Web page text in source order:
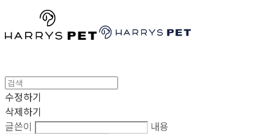
수정하기
삭제하기
글쓴이
내용